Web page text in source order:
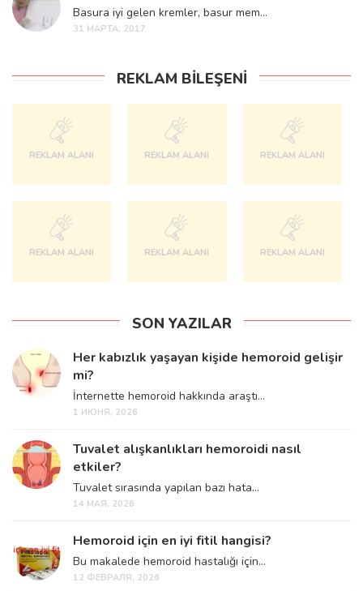
Basura iyi gelen kremler, basur mem...
31 МАРТА, 2017
REKLAM BILEŞENI
REKLAM ALANI REKLAM ALANI REKLAM ALANI
REKLAM ALANI REKLAM ALANI REKLAM ALANI
SON YAZILAR
Her kabızlık yaşayan kişide hemoroid gelişir
mi?
İnternette hemoroid hakkında araştı...
1 ИЮНЯ, 2026
Tuvalet alışkanlıkları hemoroidi nasıl
etkiler?
Tuvalet sırasında yapılan bazı hata...
14 МАЯ, 2026
Hemoroid için en iyi fitil hangisi?
Bu makalede hemoroid hastalığı için...
12 ФЕВРАЛЯ, 2026